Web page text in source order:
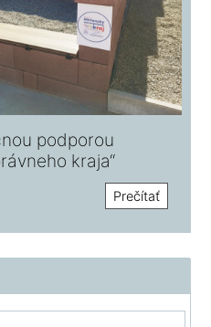
podporou
kraja“
Prečítať